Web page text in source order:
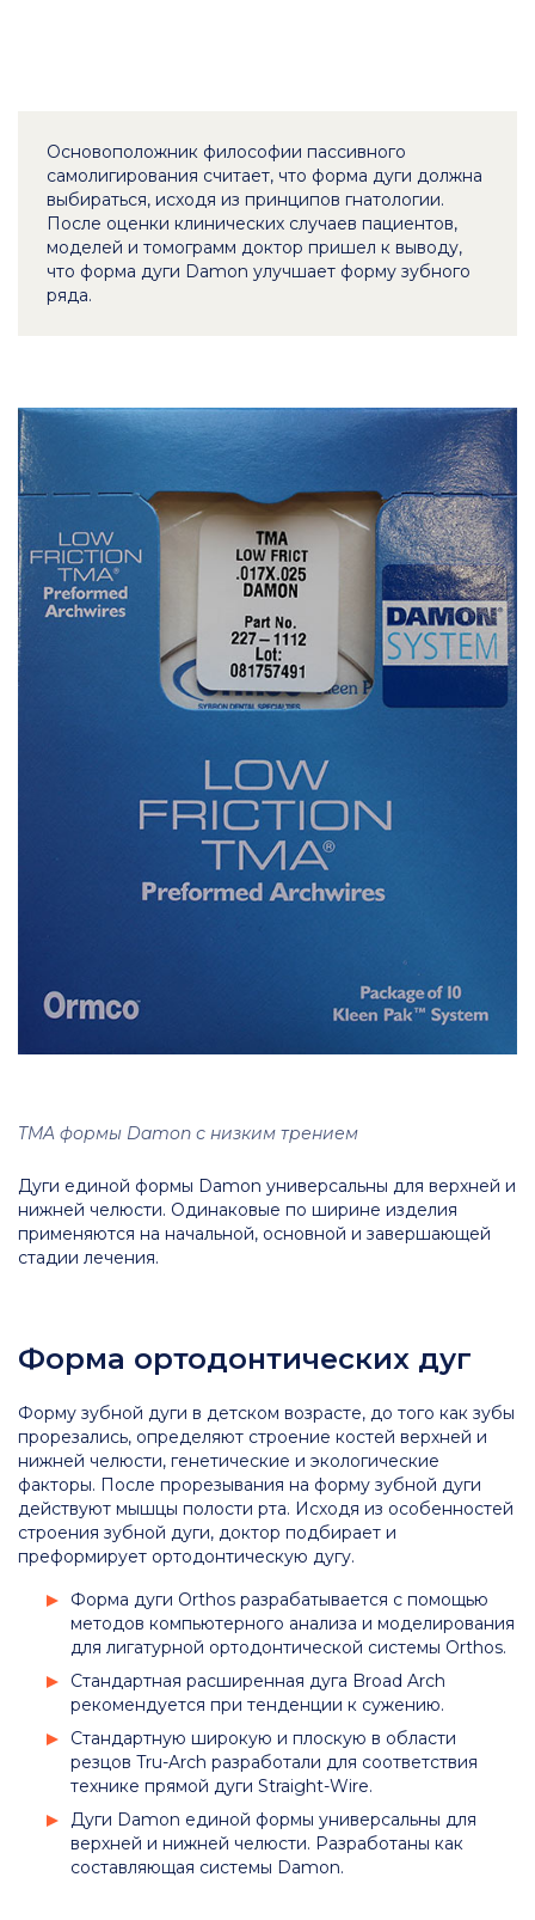
Основоположник философии пассивного
самолигирования считает, что форма дуги должна
выбираться, исходя из принципов гнатологии.
После оценки клинических случаев пациентов,
моделей и томограмм доктор пришел к выводу,
что форма дуги Damon улучшает форму зубного
ряда.
TMA формы Damon с низким трением
Дуги единой формы Damon универсальны для верхней и
нижней челюсти. Одинаковые по ширине изделия
применяются на начальной, основной и завершающей
стадии лечения.
Форма ортодонтических дуг
Форму зубной дуги в детском возрасте, до того как зубы
прорезались, определяют строение костей верхней и
нижней челюсти, генетические и экологические
факторы. После прорезывания на форму зубной дуги
действуют мышцы полости рта. Исходя из особенностей
строения зубной дуги, доктор подбирает и
преформирует ортодонтическую дугу.
Форма дуги Orthos разрабатывается с помощью
методов компьютерного анализа и моделирования
для лигатурной ортодонтической системы Orthos.
Стандартная расширенная дуга Broad Arch
рекомендуется при тенденции к сужению.
Стандартную широкую и плоскую в области
резцов Tru-Arch разработали для соответствия
технике прямой дуги Straight-Wire.
Дуги Damon единой формы универсальны для
верхней и нижней челюсти. Разработаны как
составляющая системы Damon.